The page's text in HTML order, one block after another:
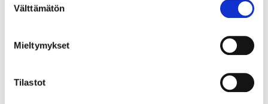
valinta
Välttämätön
Mieltymykset
Tilastot
I'd like to receive the Vermo newsletter
(*) Information is mandatory